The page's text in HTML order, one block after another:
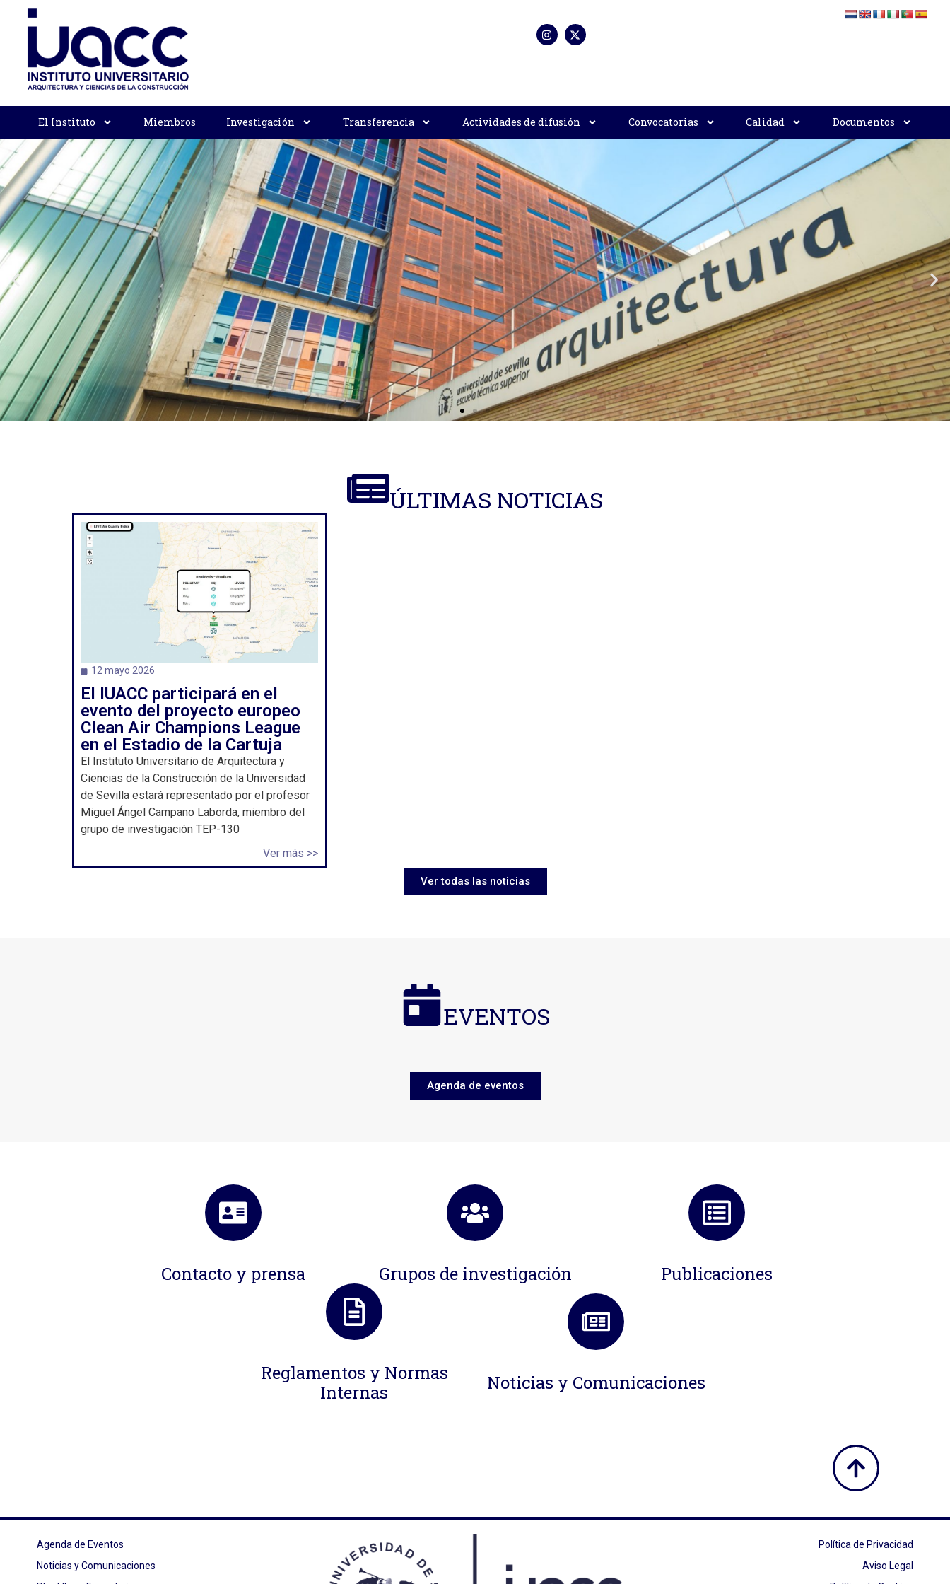
El Instituto Miembros Investigación Transferencia Actividades de difusión Convocatorias Calidad Documentos
ÚLTIMAS NOTICIAS
12 mayo 2026
El IUACC participará en el
evento del proyecto europeo
Clean Air Champions League
en el Estadio de la Cartuja
El Instituto Universitario de Arquitectura y
Ciencias de la Construcción de la Universidad
de Sevilla estará representado por el profesor
Miguel Ángel Campano Laborda, miembro del
grupo de investigación TEP-130
Ver más >>
Ver todas las noticias
EVENTOS
Agenda de eventos
Contacto y prensa Grupos de investigación Publicaciones
Reglamentos y Normas
Internas
Noticias y Comunicaciones
Agenda de Eventos
Noticias y Comunicaciones
Política de Privacidad
Aviso Legal